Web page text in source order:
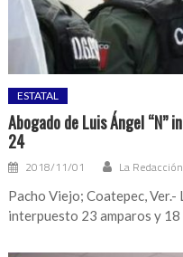
ESTATAL
Abogado de Luis Ángel “N”
24
2018/11/01 La Redacción
Pacho Viejo; Coatepec,
interpuesto 23 amparos y